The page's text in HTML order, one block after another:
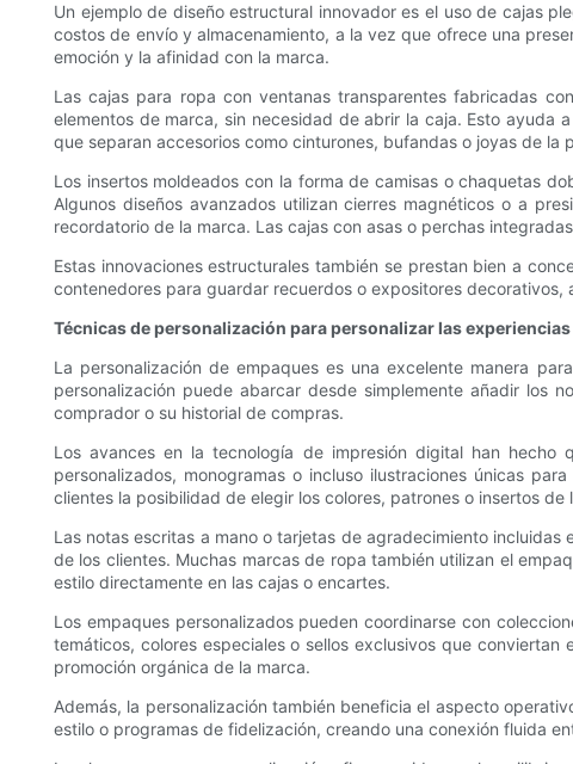
Un ejemplo de diseño estructural innovador es el uso de cajas
costos de envío y almacenamiento, a la vez que ofrece una
emoción y la afinidad con la marca.
Las cajas para ropa con ventanas transparentes fabricadas
elementos de marca, sin necesidad de abrir la caja. Esto ayuda
que separan accesorios como cinturones, bufandas o joyas de
Los insertos moldeados con la forma de camisas o chaquetas
Algunos diseños avanzados utilizan cierres magnéticos o a
recordatorio de la marca. Las cajas con asas o perchas
Estas innovaciones estructurales también se prestan bien a
contenedores para guardar recuerdos o expositores
Técnicas de personalización para personalizar las
La personalización de empaques es una excelente manera
personalización puede abarcar desde simplemente añadir los
comprador o su historial de compras.
Los avances en la tecnología de impresión digital han hecho
personalizados, monogramas o incluso ilustraciones únicas
clientes la posibilidad de elegir los colores, patrones o insertos
Las notas escritas a mano o tarjetas de agradecimiento
de los clientes. Muchas marcas de ropa también utilizan el
estilo directamente en las cajas o encartes.
Los empaques personalizados pueden coordinarse con
temáticos, colores especiales o sellos exclusivos que
promoción orgánica de la marca.
Además, la personalización también beneficia el aspecto
estilo o programas de fidelización, creando una conexión fluida